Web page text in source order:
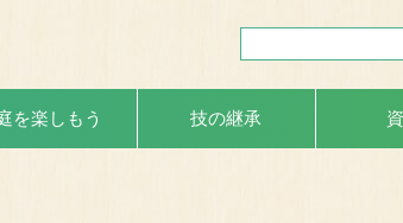
を楽しもう 技の継承